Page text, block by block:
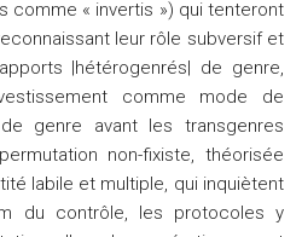
comme « invertis ») qui tenteront
leur rôle subversif et
|hétérogenrés| de genre,
comme mode de
genre avant les transgenres
non-fixiste, théorisée
labile et multiple, qui inquiètent
du contrôle, les protocoles y